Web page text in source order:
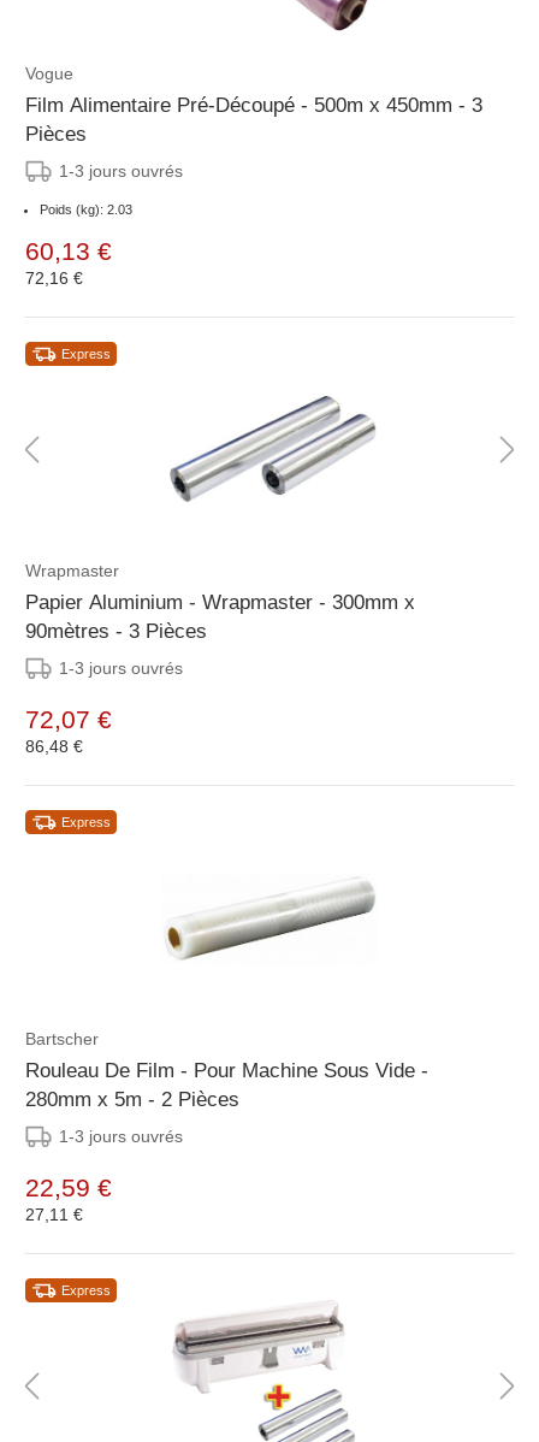
Vogue
Film Alimentaire Pré-Découpé - 500m x 450mm - 3
Pièces
1-3 jours ouvrés
Poids (kg): 2.03
60,13 €
72,16 €
Express
Wrapmaster
Papier Aluminium - Wrapmaster - 300mm x
90mètres - 3 Pièces
1-3 jours ouvrés
72,07 €
86,48 €
Express
Bartscher
Rouleau De Film - Pour Machine Sous Vide -
280mm x 5m - 2 Pièces
1-3 jours ouvrés
22,59 €
27,11 €
Express